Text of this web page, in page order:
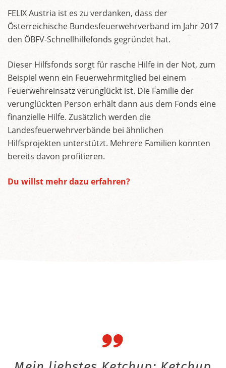
FELIX Austria ist es zu verdanken, dass der
Österreichische Bundesfeuerwehrverband im Jahr 2017
den ÖBFV-Schnellhilfefonds gegründet hat.
Dieser Hilfsfonds sorgt für rasche Hilfe in der Not, zum
Beispiel wenn ein Feuerwehrmitglied bei einem
Feuerwehreinsatz verunglückt ist. Die Familie der
verunglückten Person erhält dann aus dem Fonds eine
finanzielle Hilfe. Zusätzlich werden die
Landesfeuerwehrverbände bei ähnlichen
Hilfsprojekten unterstützt. Mehrere Familien konnten
bereits davon profitieren.
Du willst mehr dazu erfahren?